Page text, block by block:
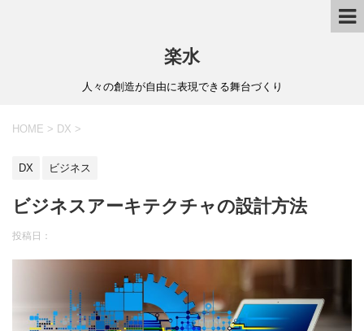
楽水
人々の創造が自由に表現できる舞台づくり
HOME > DX >
DX ビジネス
ビジネスアーキテクチャの設計方法
投稿日：